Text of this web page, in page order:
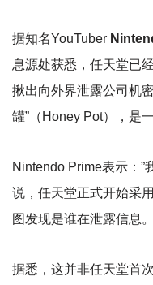
据知名YouTuber
息源处获悉，任天堂已
揪出向外界泄露公司机
罐”（Honey Pot），是
Nintendo Prime表示：”
说，任天堂正式开始采
图发现是谁在泄露信息
据悉，这并非任天堂首